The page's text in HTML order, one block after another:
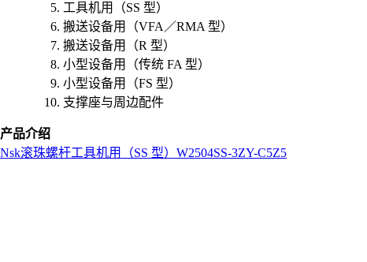
工具机用（SS 型）
搬送设备用（VFA／RMA 型）
搬送设备用（R 型）
小型设备用（传统 FA 型）
小型设备用（FS 型）
支撑座与周边配件
产品介绍
Nsk滚珠螺杆工具机用（SS 型） W2504SS-3ZY-C5Z5